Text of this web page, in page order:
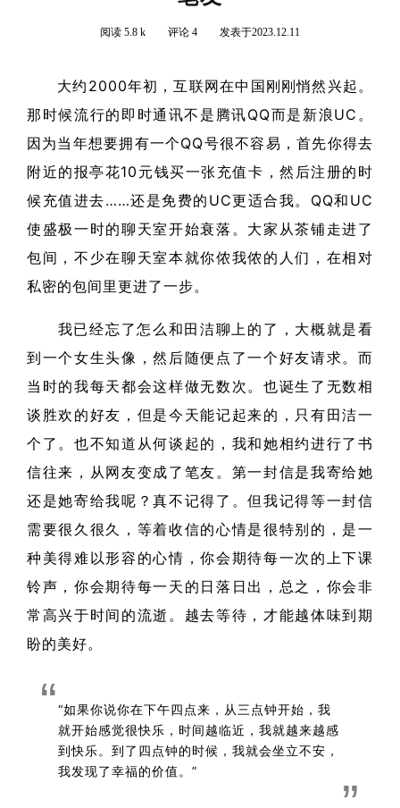
阅读 5.8 k 评论 4 发表于2023.12.11
大约2000年初，互联网在中国刚刚悄然兴起。
那时候流行的即时通讯不是腾讯QQ而是新浪UC。
因为当年想要拥有一个QQ号很不容易，首先你得去
附近的报亭花10元钱买一张充值卡，然后注册的时
候充值进去……还是免费的UC更适合我。QQ和UC
使盛极一时的聊天室开始衰落。大家从茶铺走进了
包间，不少在聊天室本就你侬我侬的人们，在相对
私密的包间里更进了一步。
我已经忘了怎么和田洁聊上的了，大概就是看
到一个女生头像，然后随便点了一个好友请求。而
当时的我每天都会这样做无数次。也诞生了无数相
谈胜欢的好友，但是今天能记起来的，只有田洁一
个了。也不知道从何谈起的，我和她相约进行了书
信往来，从网友变成了笔友。第一封信是我寄给她
还是她寄给我呢？真不记得了。但我记得等一封信
需要很久很久，等着收信的心情是很特别的，是一
种美得难以形容的心情，你会期待每一次的上下课
铃声，你会期待每一天的日落日出，总之，你会非
常高兴于时间的流逝。越去等待，才能越体味到期
盼的美好。
“如果你说你在下午四点来，从三点钟开始，我
就开始感觉很快乐，时间越临近，我就越来越感
到快乐。到了四点钟的时候，我就会坐立不安，
我发现了幸福的价值。”